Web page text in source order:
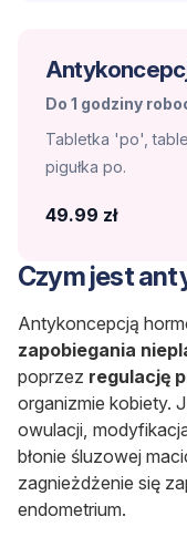
Do 1 godziny
Tabletka 'po',
pigułka po.
49.99 zł
Czym jest
Antykoncepcją
zapobiegania
poprzez regulację
organizmie kobiety.
owulacji,
błonie śluzowej
zagnieżdżenie się
endometrium.